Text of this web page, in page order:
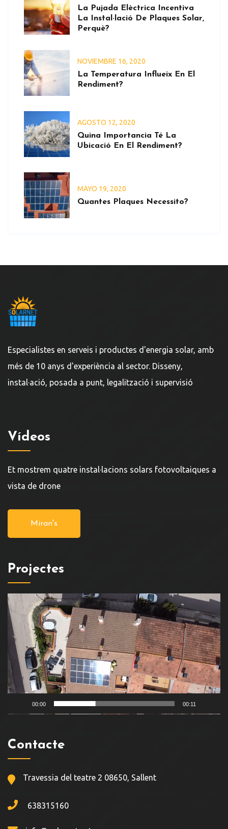
La Pujada Elèctrica Incentiva
La Instal·lació De Plaques Solar,
Perquè?
NOVIEMBRE 16, 2020
La Temperatura Influeix En El
Rendiment?
AGOSTO 12, 2020
Quina Importancia Té La
Ubicació En El Rendiment?
MAYO 19, 2020
Quantes Plaques Necessito?
Especialistes en serveis i productes d'energia solar, amb
més de 10 anys d'experiència al sector. Disseny,
instal·ació, posada a punt, legalització i supervisió
Vídeos
Et mostrem quatre instal·lacions solars fotovoltaiques a
vista de drone
Miran's
Projectes
Reproductor
de
vídeo
00:00 00:11
Contacte
Travessia del teatre 2 08650, Sallent
638315160